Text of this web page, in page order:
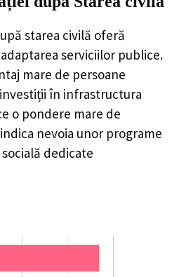
starea civilă oferă
serviciilor publice.
mare de persoane
în infrastructura
o pondere mare de
nevoia unor programe
dedicate